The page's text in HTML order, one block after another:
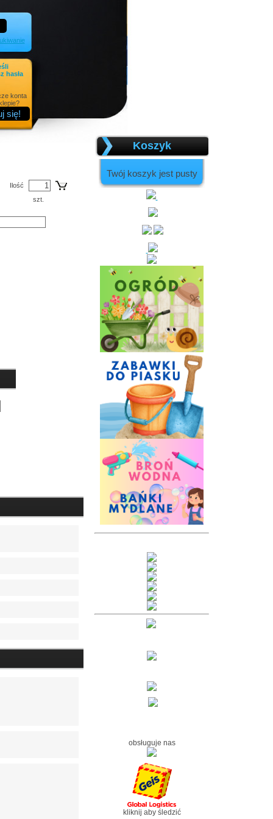
hasła
konta
Ilość
szt.
Koszyk
Twój koszyk jest pusty
obsługuje nas
kliknij aby śledzić